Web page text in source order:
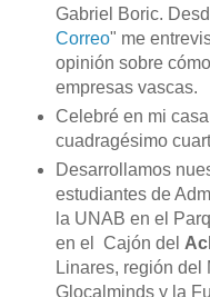
Gabriel Boric.
Correo" me
opinión sobre
empresas vascas.
Celebré en mi
cuadragésimo
Desarrollamos
estudiantes de
la UNAB en el
en el Cajón del
Linares, región del
Glocalminds y la